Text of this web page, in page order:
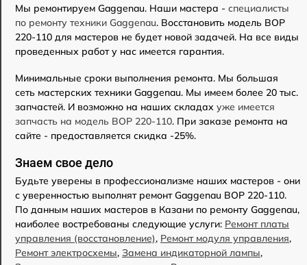
Мы ремонтируем Gaggenau. Наши мастера - специалисты
по ремонту техники Gaggenau. Восстановить модель BOP
220-110 для мастеров не будет новой задачей. На все виды
проведенных работ у нас имеется гарантия.
Минимальные сроки выполнения ремонта. Мы большая
сеть мастерских техники Gaggenau. Мы имеем более 20 тыс.
запчастей. И возможно на наших складах уже имеется
запчасть на модель BOP 220-110. При заказе ремонта на
сайте - предоставляется скидка -25%.
Знаем свое дело
Будьте уверены в профессионализме наших мастеров - они
с уверенностью выполнят ремонт Gaggenau BOP 220-110.
По данным наших мастеров в Казани по ремонту Gaggenau,
наиболее востребованы следующие услуги: Ремонт платы
управления (восстановление), Ремонт модуля управления,
Ремонт электросхемы, Замена индикаторной лампы,